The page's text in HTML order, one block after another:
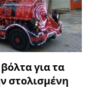
για τα
στολισμένη